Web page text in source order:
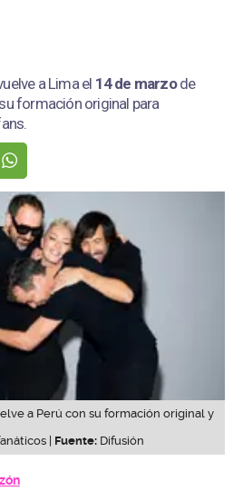
a Lima el 14 de marzode
formación original para
a Perú con su formación original y
| Fuente: Difusión